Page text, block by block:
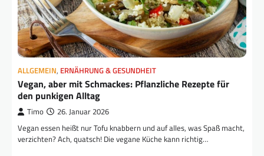
ALLGEMEIN, ERNÄHRUNG & GESUNDHEIT
Vegan, aber mit Schmackes: Pflanzliche Rezepte für
den punkigen Alltag
Timo 26. Januar 2026
Vegan essen heißt nur Tofu knabbern und auf alles, was Spaß macht,
verzichten? Ach, quatsch! Die vegane Küche kann richtig…